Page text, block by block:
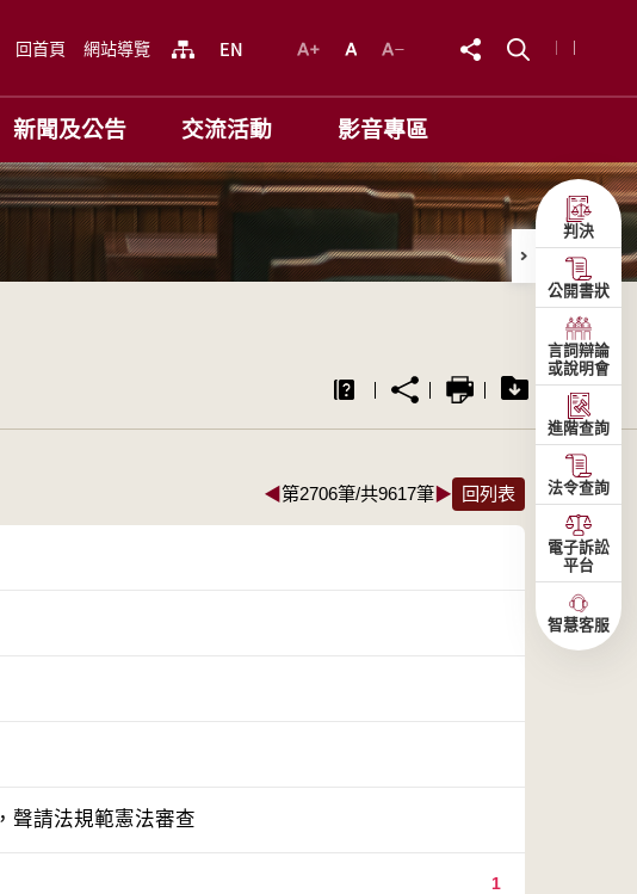
回首頁 網站導覽
新聞及公告 交流活動 影音專區
◀第2706筆/共9617筆▶ 回列表
聲請法規範憲法審查
1
判決
公開書狀
言詞辯論
或說明會
進階查詢
法令查詢
電子訴訟
平台
智慧客服